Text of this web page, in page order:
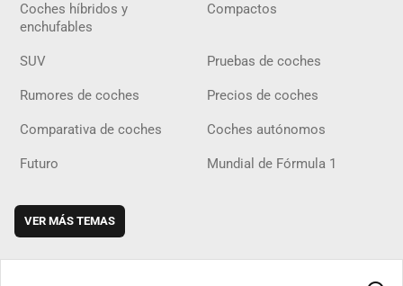
Coches híbridos y
enchufables
Compactos
SUV Pruebas de coches
Rumores de coches Precios de coches
Comparativa de coches Coches autónomos
Futuro Mundial de Fórmula 1
VER MÁS TEMAS